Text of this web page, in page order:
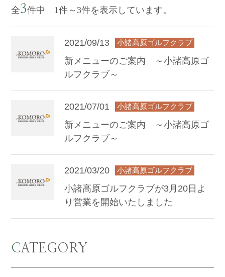
全3件中 1件～3件を表示しています。
2021/09/13 小諸高原ゴルフクラブ
新メニューのご案内 ～小諸高原ゴ
ルフクラブ～
2021/07/01 小諸高原ゴルフクラブ
新メニューのご案内 ～小諸高原ゴ
ルフクラブ～
2021/03/20 小諸高原ゴルフクラブ
小諸高原ゴルフクラブが3月20日よ
り営業を開始いたしました
CATEGORY